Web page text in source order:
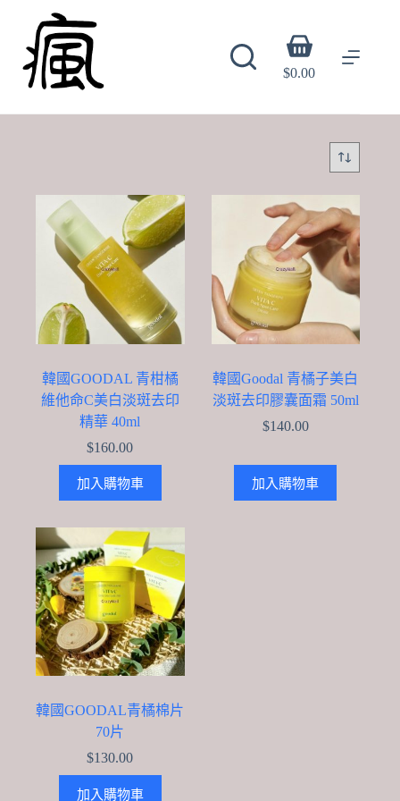
content
Shopping
cart
$0.00
韓國GOODAL 青柑橘
維他命C美白淡斑去印
精華 40ml
$160.00
加入購物車
韓國Goodal 青橘子美白
淡斑去印膠囊面霜 50ml
$140.00
加入購物車
韓國GOODAL青橘棉片
70片
$130.00
加入購物車